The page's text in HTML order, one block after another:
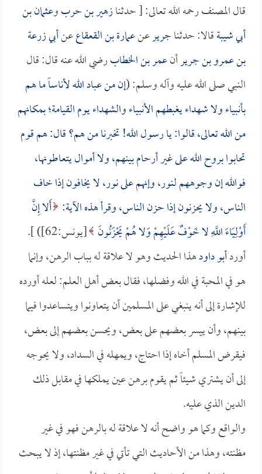
قال المصنف رحمه الله تعالى: [ حدثنازهير بن حربوعثمان بن
أبي شيبةقالا: حدثناجريرعنعمارة بن القعقاععنأبي زرعة
بن عمرو بن جريرأنعمر بن الخطابرضي الله عنه قال: قال
النبي صلى الله عليه وآله وسلم: (إن من عباد الله لأناساً ما هم
بأنبياء ولا شهداء يغبطهم الأنبياء والشهداء يوم القيامة؛ بمكانهم
من الله تعالى، قالوا: يا رسول الله! تخبرنا من هم؟ قال: هم قوم
تحابوا بروح الله على غير أرحام بينهم، ولا أموال يتعاطونها،
فوالله إن وجوههم لنور، وإنهم على نور، لا يخافون إذا خاف
الناس، ولا يحزنون إذا حزن الناس، وقرأ هذه الآية: أَلا إِنَّ
أَوْلِيَاءَ اللَّهِ لا خَوْفٌ عَلَيْهِمْ وَلا هُمْ يَحْزَنُونَ [يونس:62]) ].
أوردأبو داودهذا الحديث وهو لا علاقة له بباب الرهن، وإنما
هو في المحبة في الله وفضلها، فقال بعض أهل العلم: لعله أورده
للإشارة إلى أنه ينبغي على المسلمين أن يتعاونوا ويتساعدوا فيما
بينهم، وأن ييسر بعضهم على بعض، ويحسن بعضهم إلى بعض،
فيقرض المسلم أخاه إذا احتاج، ويمهله في السداد، ولا يحوجه
إلى أن يشتري شيئاً ثم يقوم برهن عين يملكها في مقابل ذلك
الدين الذي عليه.
والواقع وكما هو واضح أنه لا علاقة له بالرهن فهو في غير
مظنته، وهذا من الأحاديث التي تأتي في غير مظنتها، إذ لا يبحث